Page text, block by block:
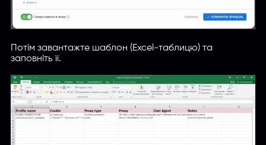
Потім завантажте шаблон (Excel-таблицю) та
заповніть її.